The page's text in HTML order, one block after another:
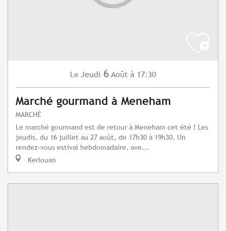
Le Jeudi 6 Août à 17:30
Marché gourmand à Meneham
MARCHÉ
Le marché gourmand est de retour à Meneham cet été ! Les
jeudis, du 16 juillet au 27 août, de 17h30 à 19h30. Un
rendez-vous estival hebdomadaire, ave...
Kerlouan